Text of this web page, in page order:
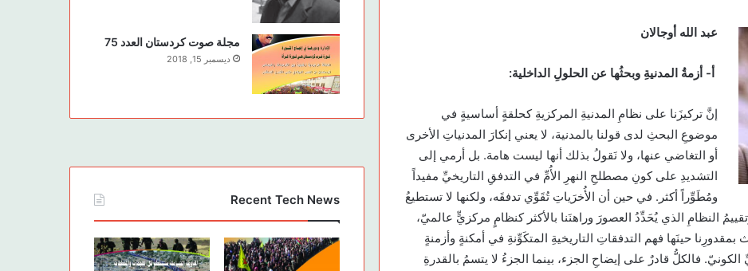
عبد الله أوجالان
أ- أزمةُ المدنيةِ وبحثُها عن الحلولِ الداخلية:
إنَّ تركيزَنا على نظامِ المدنيةِ المركزيةِ كحلقةٍ أساسيةٍ في
موضوعِ البحثِ لدى قولنا بالمدنية، لا يعني إنكارَ المدنياتِ الأخرى
أو التغاضي عنها، ولا نَقولُ بذلك أنها ليست هامة. بل أرمي إلى
التشديدِ على كونِ مصطلحِ النهرِ الأُمِّ في التدفقِ التاريخيِّ مفيداً
ومُطَوِّراً أكثر. في حين أن الأُخرَياتِ تُقَوِّي تدفقَه، ولكنها لا تستطيعُ
النظامِ الذي يُحَدِّدُ العصورَ وراهنَنا بالأكثر كنظامٍ مركزيٍّ عالميّ،
حينَها فهم التدفقاتِ التاريخيةِ المتكَوِّنةِ في أمكنةٍ وأزمنةٍ
فالكلُّ قادرٌ على إيضاحِ الجزء، بينما الجزءُ لا يتسمُ بالقدرةِ
مجلة صوت كردستان العدد 75
ديسمبر 15, 2018
Recent Tech News